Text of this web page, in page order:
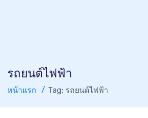
รถยนต์ไฟฟ้า
หน้าแรก Tag: รถยนต์ไฟฟ้า